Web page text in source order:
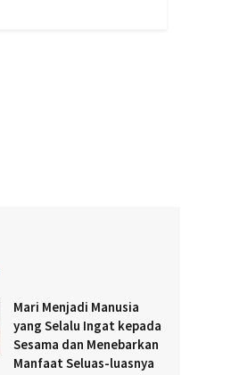
Mari Menjadi Manusia
yang Selalu Ingat kepada
Sesama dan Menebarkan
Manfaat Seluas-luasnya